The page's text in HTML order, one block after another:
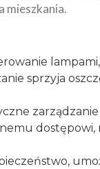
mieszkania.
sprzyja
dostępowi,